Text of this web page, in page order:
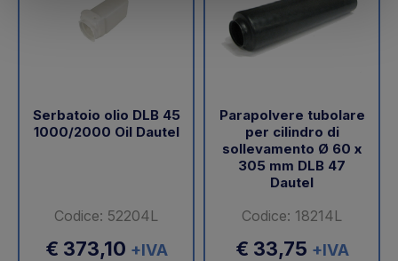
Serbatoio olio DLB 45
1000/2000 Oil Dautel
Codice: 52204L
€ 373,10 +IVA
Parapolvere tubolare
per cilindro di
sollevamento Ø 60 x
305 mm DLB 47
Dautel
Codice: 18214L
€ 33,75 +IVA